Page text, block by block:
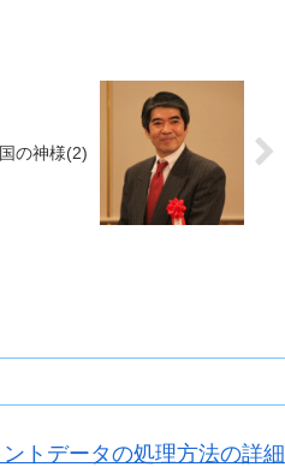
の神様(2)
ントデータの処理方法の詳細